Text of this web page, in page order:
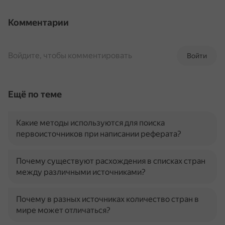
Комментарии
Войти
Войдите, чтобы комментировать
Ещё по теме
Какие методы используются для поиска
первоисточников при написании реферата?
Почему существуют расхождения в списках стран
между различными источниками?
Почему в разных источниках количество стран в
мире может отличаться?